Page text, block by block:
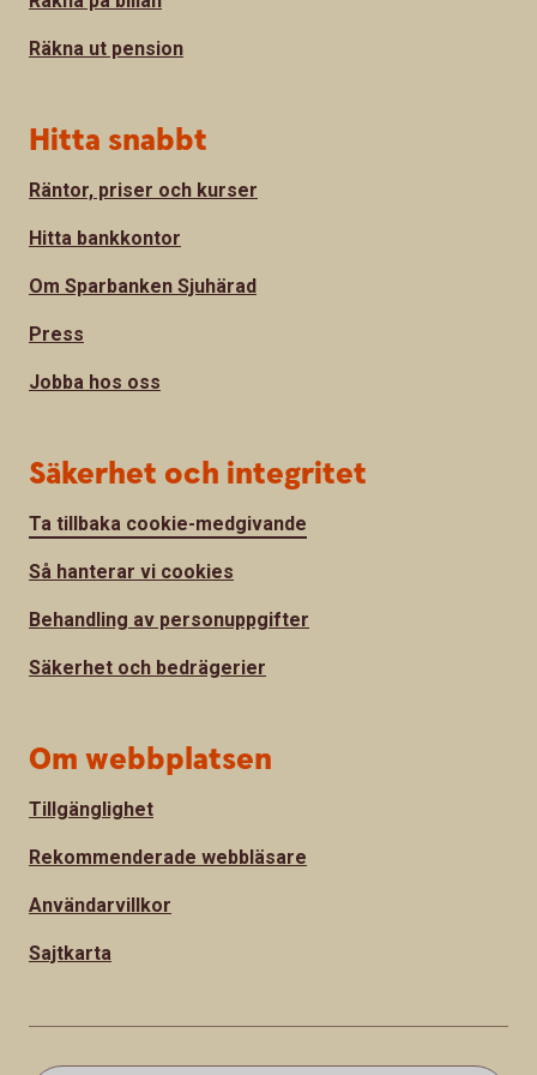
Räkna ut pension
Hitta snabbt
Räntor, priser och kurser
Hitta bankkontor
Om Sparbanken Sjuhärad
Press
Jobba hos oss
Säkerhet och integritet
Ta tillbaka cookie-medgivande
Så hanterar vi cookies
Behandling av personuppgifter
Säkerhet och bedrägerier
Om webbplatsen
Tillgänglighet
Rekommenderade webbläsare
Användarvillkor
Sajtkarta